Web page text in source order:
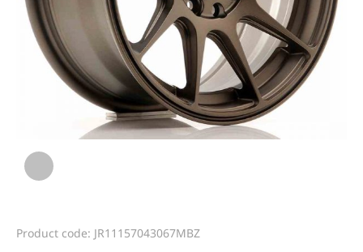
Product code: JR11157043067MBZ